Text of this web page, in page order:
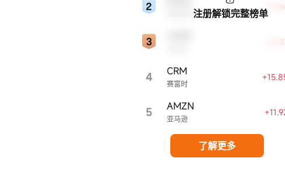
阿里巴巴
4 赛富时
CRM
5 亚马逊
AMZN
注册解锁完整榜单
了解更多